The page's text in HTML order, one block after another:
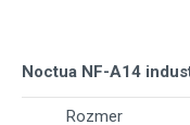
Noctua NF-A14
Rozmer